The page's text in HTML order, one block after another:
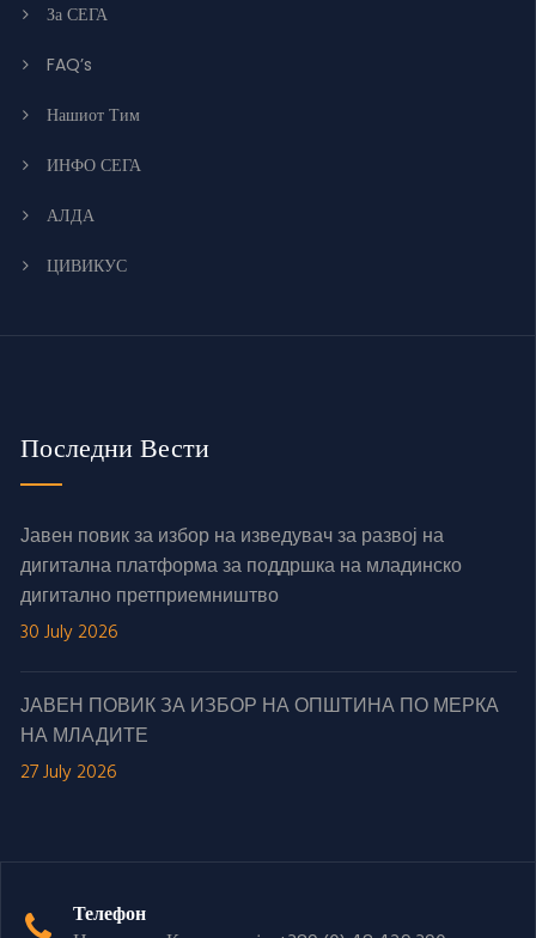
За СЕГА
FAQ’s
Нашиот Тим
ИНФО СЕГА
АЛДА
ЦИВИКУС
Последни Вести
Јавен повик за избор на изведувач за развој на
дигитална платформа за поддршка на младинско
дигитално претприемништво
30 July 2026
ЈАВЕН ПОВИК ЗА ИЗБОР НА ОПШТИНА ПО МЕРКА
НА МЛАДИТЕ
27 July 2026
Телефон